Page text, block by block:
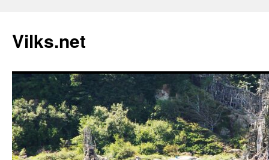
Vilks.net